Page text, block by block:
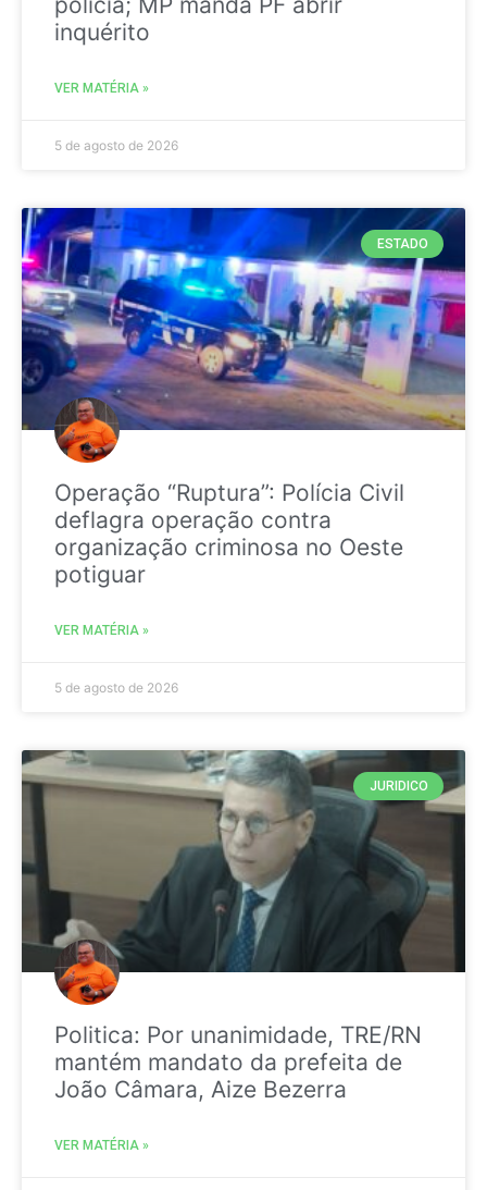
inquérito
VER MATÉRIA »
5 de agosto de 2026
ESTADO
Operação “Ruptura”: Polícia Civil
deflagra operação contra
organização criminosa no Oeste
potiguar
VER MATÉRIA »
5 de agosto de 2026
JURIDICO
Politica: Por unanimidade, TRE/RN
mantém mandato da prefeita de
João Câmara, Aize Bezerra
VER MATÉRIA »